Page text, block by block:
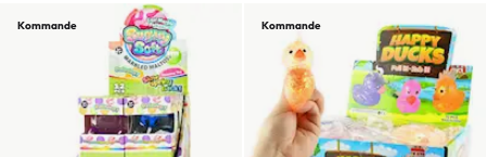
Kommande Kommande